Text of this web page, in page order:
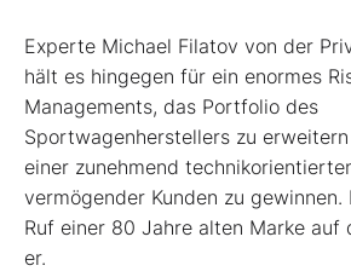
Experte Michael Filatov von der
hält es hingegen für ein enormes
Managements, das Portfolio des
Sportwagenherstellers zu
einer zunehmend
vermögender Kunden zu
Ruf einer 80 Jahre alten Marke auf
er.